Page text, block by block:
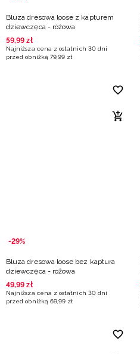
Bluza dresowa loose z kapturem
dziewczęca - różowa
59,99 zł
Najniższa cena z ostatnich 30 dni
przed obniżką 79,99 zł
-29%
Bluza dresowa loose bez kaptura
dziewczęca - różowa
49,99 zł
Najniższa cena z ostatnich 30 dni
przed obniżką 69,99 zł